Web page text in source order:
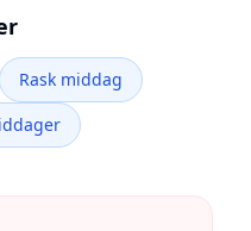
Rask middag